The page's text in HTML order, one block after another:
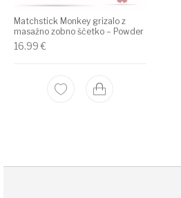
Matchstick Monkey grizalo z
masažno zobno ščetko – Powder
16.99€